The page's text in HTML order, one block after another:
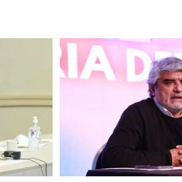
Imagen